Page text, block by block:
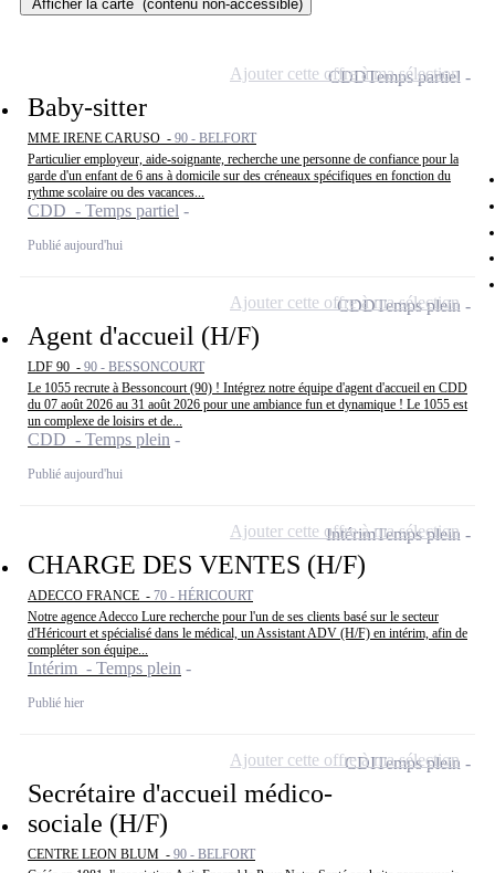
Afficher la carte (contenu non-accessible)
Baby-sitter
MME IRENE CARUSO - 90 - BELFORT
Particulier employeur, aide-soignante, recherche une personne de confiance pour la
garde d'un enfant de 6 ans à domicile sur des créneaux spécifiques en fonction du
rythme scolaire ou des vacances...
CDD - Temps partiel
Publié aujourd'hui
CDDTemps partiel
Ajouter cette offre à ma sélection
Agent d'accueil (H/F)
LDF 90 - 90 - BESSONCOURT
Le 1055 recrute à Bessoncourt (90) ! Intégrez notre équipe d'agent d'accueil en CDD
du 07 août 2026 au 31 août 2026 pour une ambiance fun et dynamique ! Le 1055 est
un complexe de loisirs et de...
CDD - Temps plein
Publié aujourd'hui
CDDTemps plein
Ajouter cette offre à ma sélection
CHARGE DES VENTES (H/F)
ADECCO FRANCE - 70 - HÉRICOURT
Notre agence Adecco Lure recherche pour l'un de ses clients basé sur le secteur
d'Héricourt et spécialisé dans le médical, un Assistant ADV (H/F) en intérim, afin de
compléter son équipe...
Intérim - Temps plein
Publié hier
IntérimTemps plein
Ajouter cette offre à ma sélection
Secrétaire d'accueil médico-
sociale (H/F)
CENTRE LEON BLUM - 90 - BELFORT
CDITemps plein
Ajouter cette offre à ma sélection